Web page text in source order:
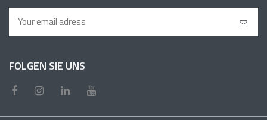
FOLGEN SIE UNS